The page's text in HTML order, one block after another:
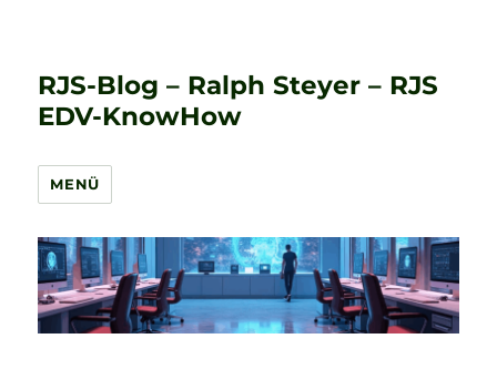
RJS-Blog – Ralph Steyer – RJS
EDV-KnowHow
MENÜ